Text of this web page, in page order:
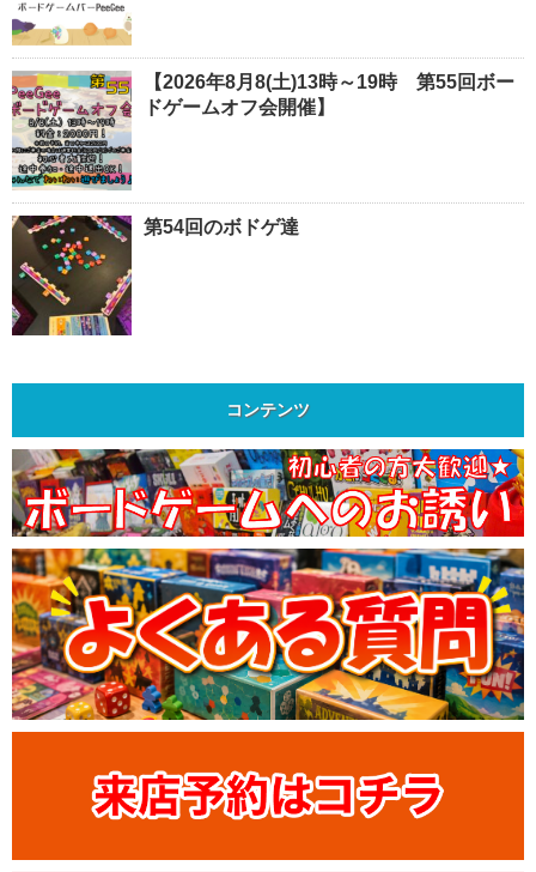
【2026年8月8(土)13時～19時 第55回ボー
ドゲームオフ会開催】
第54回のボドゲ達
コンテンツ